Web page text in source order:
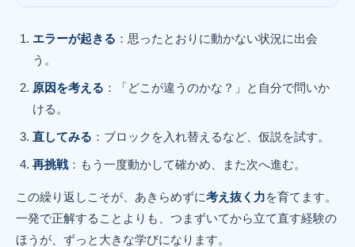
エラーが起きる ：思ったとおりに動かない状況に出会
う。
原因を考える ：「どこが違うのかな？」と自分で問いか
ける。
直してみる ：ブロックを入れ替えるなど、仮説を試す。
再挑戦：もう一度動かして確かめ、また次へ進む。
この繰り返しこそが、あきらめずに考え抜く力を育てます。
一発で正解することよりも、つまずいてから立て直す経験の
ほうが、ずっと大きな学びになります。